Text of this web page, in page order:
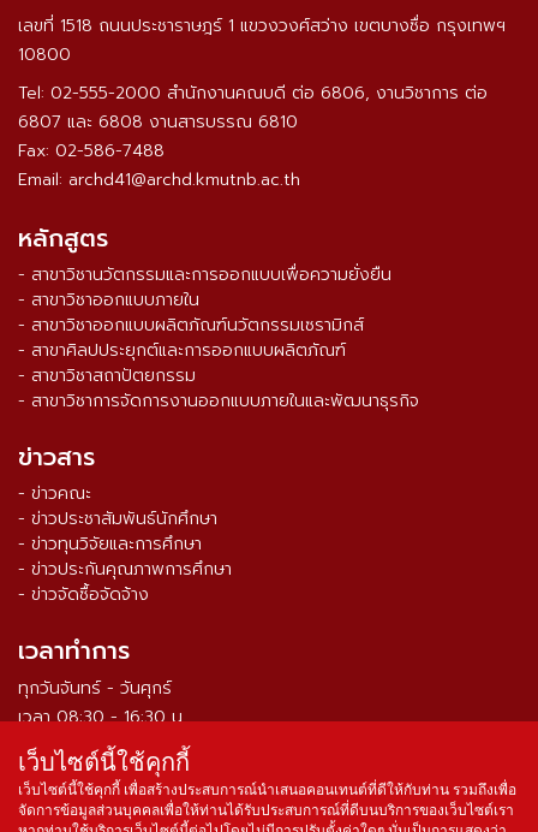
เลขที่ 1518 ถนนประชาราษฎร์ 1 แขวงวงศ์สว่าง เขตบางซื่อ กรุงเทพฯ
10800
Tel: 02-555-2000 สำนักงานคณบดี ต่อ 6806, งานวิชาการ ต่อ
6807 และ 6808 งานสารบรรณ 6810
Fax: 02-586-7488
Email: archd41@archd.kmutnb.ac.th
หลักสูตร
- สาขาวิชานวัตกรรมและการออกแบบเพื่อความยั่งยืน
- สาขาวิชาออกแบบภายใน
- สาขาวิชาออกแบบผลิตภัณฑ์นวัตกรรมเซรามิกส์
- สาขาศิลปประยุกต์และการออกแบบผลิตภัณฑ์
- สาขาวิชาสถาปัตยกรรม
- สาขาวิชาการจัดการงานออกแบบภายในและพัฒนาธุรกิจ
ข่าวสาร
- ข่าวคณะ
- ข่าวประชาสัมพันธ์นักศึกษา
- ข่าวทุนวิจัยและการศึกษา
- ข่าวประกันคุณภาพการศึกษา
- ข่าวจัดซื้อจัดจ้าง
เวลาทำการ
ทุกวันจันทร์ - วันศุกร์
เวลา 08:30 - 16:30 น.
จำนวนผู้เข้าชม ตั้งแต่วันที่ 16 ส.ค. 2564 0 3 3 9 0 7 9
เว็บไซต์นี้ใช้คุกกี้
เว็บไซต์นี้ใช้คุกกี้ เพื่อสร้างประสบการณ์นำเสนอคอนเทนต์ที่ดีให้กับท่าน รวมถึงเพื่อ
จัดการข้อมูลส่วนบุคคลเพื่อให้ท่านได้รับประสบการณ์ที่ดีบนบริการของเว็บไซต์เรา